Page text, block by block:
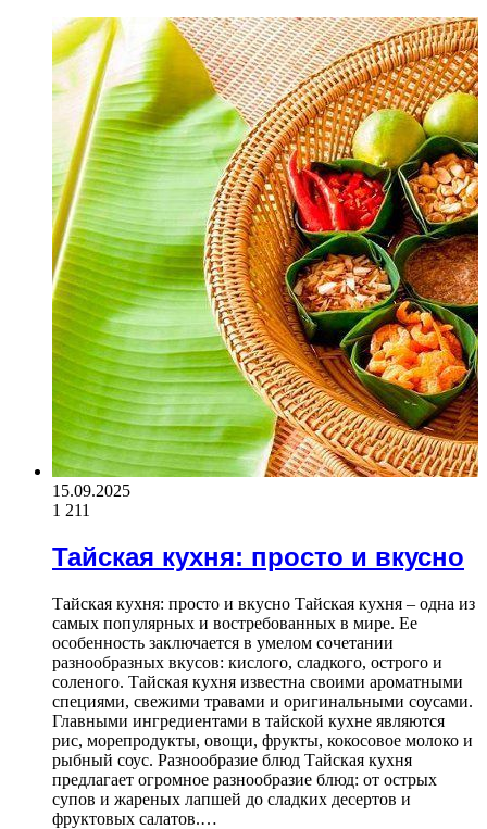
15.09.2025
1 211
Тайская кухня: просто и вкусно
Тайская кухня: просто и вкусно Тайская кухня – одна из
самых популярных и востребованных в мире. Ее
особенность заключается в умелом сочетании
разнообразных вкусов: кислого, сладкого, острого и
соленого. Тайская кухня известна своими ароматными
специями, свежими травами и оригинальными соусами.
Главными ингредиентами в тайской кухне являются
рис, морепродукты, овощи, фрукты, кокосовое молоко и
рыбный соус. Разнообразие блюд Тайская кухня
предлагает огромное разнообразие блюд: от острых
супов и жареных лапшей до сладких десертов и
фруктовых салатов.…